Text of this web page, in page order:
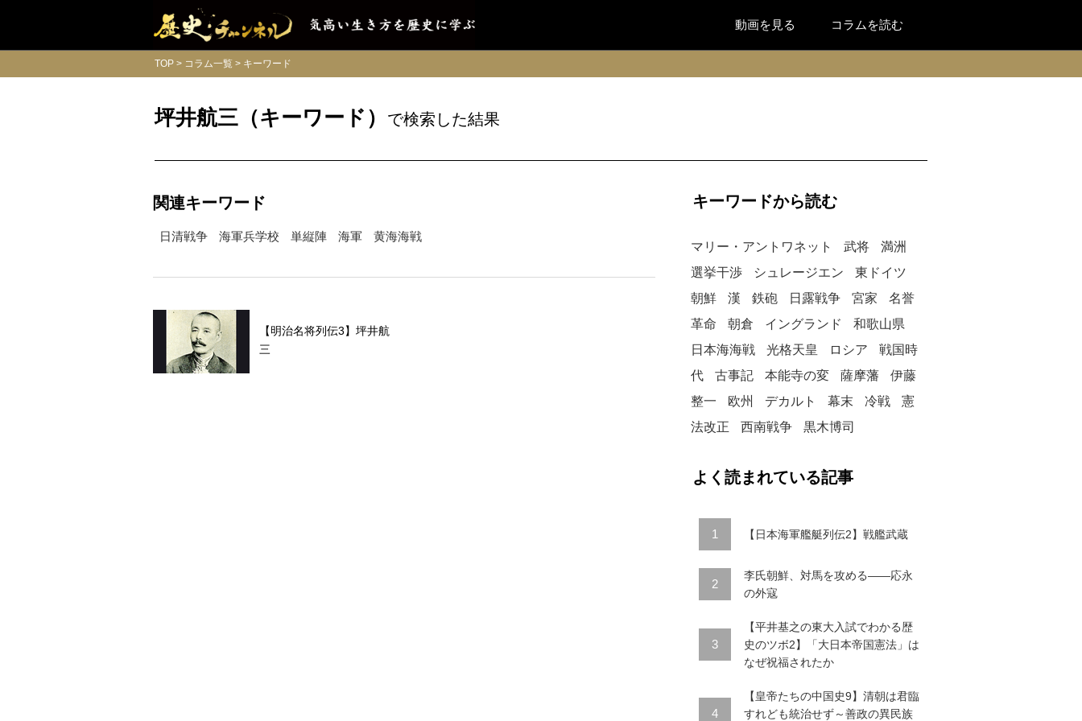
動画を見る コラムを読む
TOP コラム一覧 キーワード
坪井航三（キーワード） で検索した結果
関連キーワード
日清戦争 海軍兵学校 単縦陣 海軍 黄海海戦
【明治名将列伝3】坪井航
三
キーワードから読む
マリー・アントワネット 武将
満洲
選挙干渉
シュレージエン
東ドイツ
朝鮮
漢 鉄砲 日露戦争 宮家
名誉
革命
朝倉 イングランド
和歌山県
日本海海戦
光格天皇 ロシア
戦国時
代
古事記 本能寺の変 薩摩藩
伊藤
整一
欧州 デカルト 幕末 冷戦
憲
法改正
西南戦争 黒木博司
よく読まれている記事
1 【日本海軍艦艇列伝2】戦艦武蔵
2
李氏朝鮮、対馬を攻める――応永
の外寇
3
【平井基之の東大入試でわかる歴
史のツボ2】「大日本帝国憲法」は
なぜ祝福されたか
4
【皇帝たちの中国史9】清朝は君臨
すれども統治せず～善政の異民族